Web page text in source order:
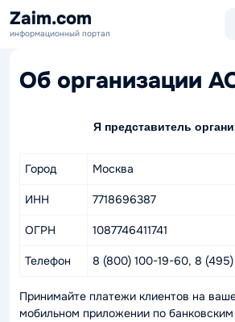
Zaim.com
информационный портал
Об организации
Я представитель
Город Москва
ИНН 7718696387
ОГРН 1087746411741
Телефон 8 (800) 100-19-60, 8
Принимайте платежи клиентов на
мобильном приложении по